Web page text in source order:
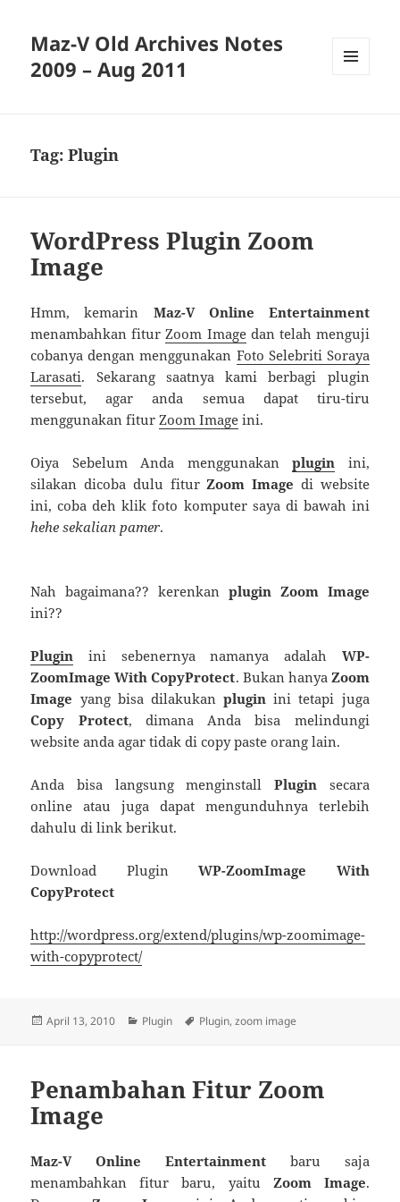
Maz-V Old Archives Notes
2009 – Aug 2011
Tag:Plugin
WordPress Plugin Zoom
Image
Hmm, kemarin Maz-V Online Entertainment
menambahkan fiturZoom Imagedan telah menguji
cobanya dengan menggunakan Foto Selebriti Soraya
Larasati. Sekarang saatnya kami berbagi plugin
tersebut, agar anda semua dapat tiru-tiru
menggunakan fiturZoom Image ini.
Oiya Sebelum Anda menggunakanplugin ini,
silakan dicoba dulu fiturZoom Image di website
ini, coba deh klik foto komputer saya di bawah ini
hehe sekalian pamer.
Nah bagaimana?? kerenkan plugin Zoom Image
ini??
Plugin ini sebenernya namanya adalah WP-
ZoomImage With CopyProtect. Bukan hanya Zoom
Image yang bisa dilakukanplugin ini tetapi juga
Copy Protect, dimana Anda bisa melindungi
website anda agar tidak di copy paste orang lain.
Anda bisa langsung menginstall Pluginsecara
online atau juga dapat mengunduhnya terlebih
dahulu di link berikut.
Download PluginWP-ZoomImage With
CopyProtect
http://wordpress.org/extend/plugins/wp-zoomimage-
with-copyprotect/
Posted
April 13, 2010 Categories
Plugin Tags
Plugin,zoom image
Penambahan Fitur Zoom
Image
Maz-V Online Entertainment baru saja
menambahkan fitur baru, yaitu Zoom Image.